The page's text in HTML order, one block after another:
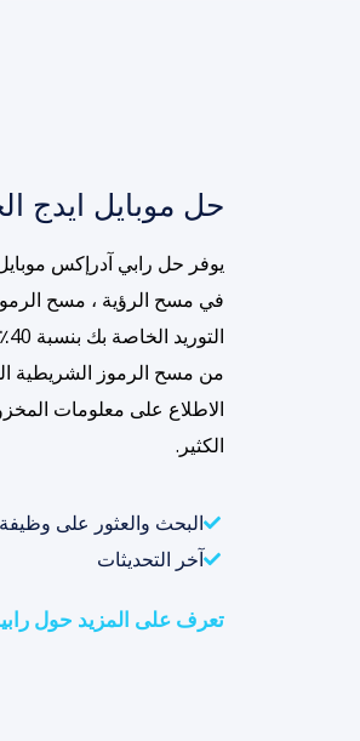
حل موبايل ايدج
يوفر حل رابي آدرإكس
في مسح الرؤية ، مسح
من مسح الرموز الشريطية
الاطلاع على معلومات
الكثير.
البحث والعثور على وظيفة
آخر التحديثات
تعرف على المزيد حول